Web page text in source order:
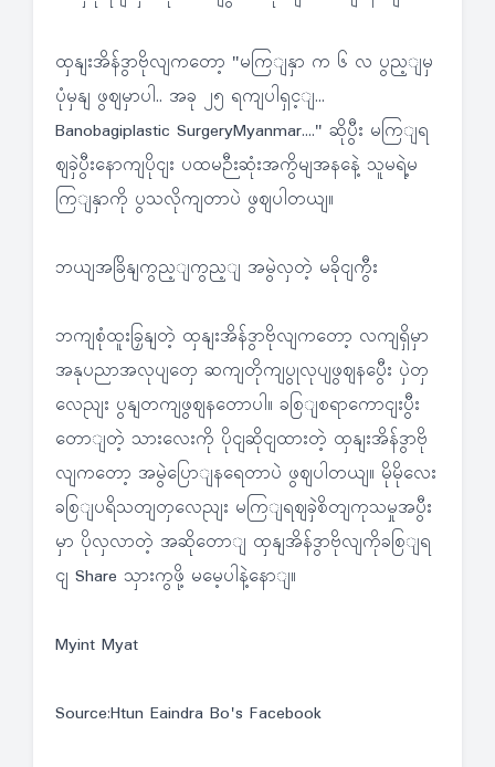
ထှနျးအိန်ဒွာဗိုလျကတော့ "မကြျနှာ က ၆ လ ပွည့ျမှ
ပုံမှနျ ဖွဈမှာပါ.. အခု ၂၅ ရကျပါရှင့ျ...
Banobagiplastic SurgeryMyanmar...." ဆိုပွီး မကြျရ
ဈခှဲပွီးနောကျပိုငျး ပထမဉီးဆုံးအကွိမျအနနေဲ့ သူမရဲ့မ
ကြျနှာကို ပွသလိုကျတာပဲ ဖွဈပါတယျ။
ဘယျအခြိနျကွည့ျကွည့ျ အမွဲလှတဲ့ မခိုငျကွီး
ဘကျစုံထူးခြှနျတဲ့ ထှနျးအိန်ဒွာဗိုလျကတော့ လကျရှိမှာ
အနုပညာအလုပျတှေ ဆကျတိုကျပွုလုပျဖွဈနပွေီး ပှဲတှ
လေညျး ပွနျတကျဖွဈနတောပါ။ ခစြျစရာကောငျးပွီး
တောျတဲ့ သားလေးကို ပိုငျဆိုငျထားတဲ့ ထှနျးအိန်ဒွာဗို
လျကတော့ အမွဲပြောျနရေတာပဲ ဖွဈပါတယျ။ မိုမိုလေး
ခစြျပရိသတျတှလေညျး မကြျရဈခှဲစိတျကုသမှုအပွီး
မှာ ပိုလှလာတဲ့ အဆိုတောျ ထှနျအိန်ဒွာဗိုလျကိုခစြျရ
ငျ Share သှားကွဖို့ မမေ့ပါနဲ့နောျ။
Myint Myat
Source:Htun Eaindra Bo's Facebook